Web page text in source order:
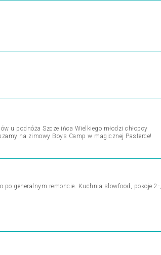
u podnóża Szczelińca Wielkiego młodzi chłopcy
na zimowy Boys Camp w magicznej Pasterce!
po generalnym remoncie. Kuchnia slowfood, pokoje 2-,